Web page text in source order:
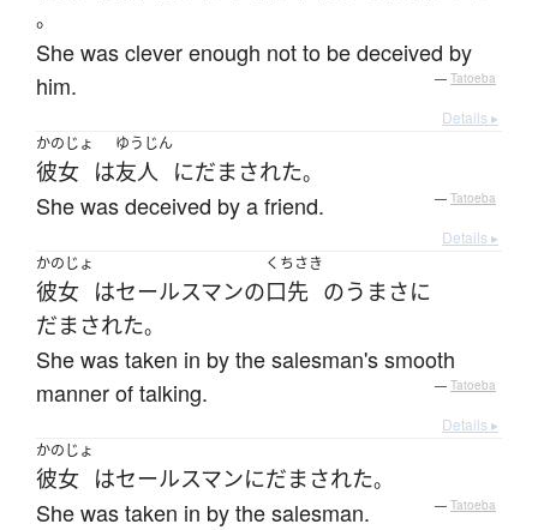
。
She was clever enough not to be deceived by
him.
— Tatoeba
Details ▸
かのじょ
彼女 は
ゆうじん
友人 にだまされた。
She was deceived by a friend. — Tatoeba
Details ▸
かのじょ
彼女 はセールスマンの
くちさき
口先 のうまさに
だまされた。
She was taken in by the salesman's smooth
manner of talking.
— Tatoeba
Details ▸
かのじょ
彼女 はセールスマンにだまされた。
She was taken in by the salesman. — Tatoeba